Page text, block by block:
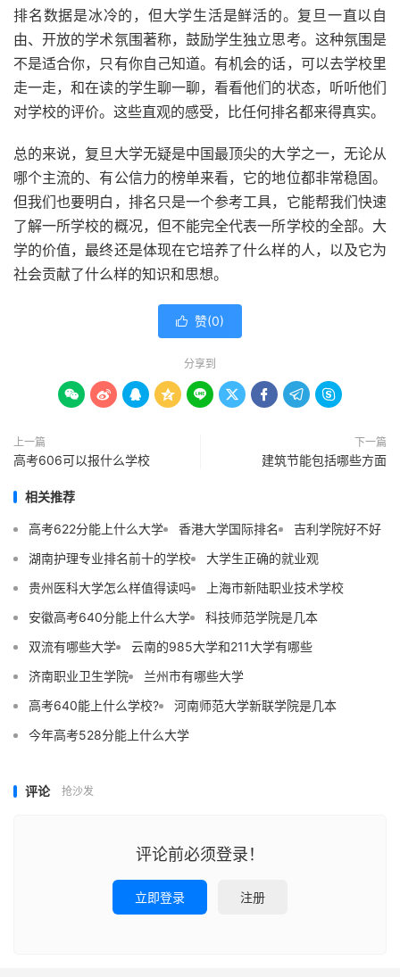
排名数据是冰冷的，但大学生活是鲜活的。复旦一直以自
由、开放的学术氛围著称，鼓励学生独立思考。这种氛围是
不是适合你，只有你自己知道。有机会的话，可以去学校里
走一走，和在读的学生聊一聊，看看他们的状态，听听他们
对学校的评价。这些直观的感受，比任何排名都来得真实。
总的来说，复旦大学无疑是中国最顶尖的大学之一，无论从
哪个主流的、有公信力的榜单来看，它的地位都非常稳固。
但我们也要明白，排名只是一个参考工具，它能帮我们快速
了解一所学校的概况，但不能完全代表一所学校的全部。大
学的价值，最终还是体现在它培养了什么样的人，以及它为
社会贡献了什么样的知识和思想。
 赞(0)
分享到
        
上一篇
高考606可以报什么学校
下一篇
建筑节能包括哪些方面
相关推荐
高考622分能上什么大学 香港大学国际排名
吉利学院好不好
湖南护理专业排名前十的学校
大学生正确的就业观
贵州医科大学怎么样值得读吗
上海市新陆职业技术学校
安徽高考640分能上什么大学
科技师范学院是几本
双流有哪些大学
云南的985大学和211大学有哪些
济南职业卫生学院
兰州市有哪些大学
高考640能上什么学校?
河南师范大学新联学院是几本
今年高考528分能上什么大学
评论 抢沙发
评论前必须登录！
立即登录 注册